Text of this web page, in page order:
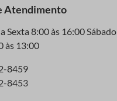
Atendimento
Sexta 8:00 às 16:00 Sábado
às 13:00
8459
8453